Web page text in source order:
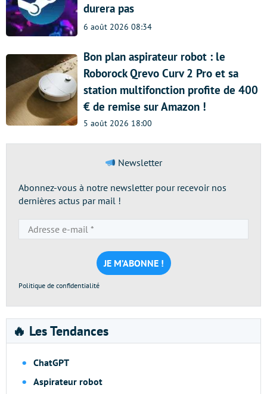
durera pas
6 août 2026 08:34
Bon plan aspirateur robot : le
Roborock Qrevo Curv 2 Pro et sa
station multifonction profite de 400
€ de remise sur Amazon !
5 août 2026 18:00
Newsletter
Abonnez-vous à notre newsletter pour recevoir nos
dernières actus par mail !
e-
mail
*
Politique de confidentialité
🔥 Les Tendances
ChatGPT
Aspirateur robot